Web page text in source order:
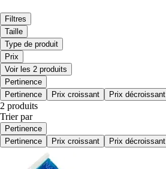
Filtres
Taille
Type de produit
Prix
Voir les 2 produits
Pertinence
Pertinence
Prix croissant Prix décroissant
2 produits
Trier par
Pertinence
Pertinence
Prix croissant Prix décroissant